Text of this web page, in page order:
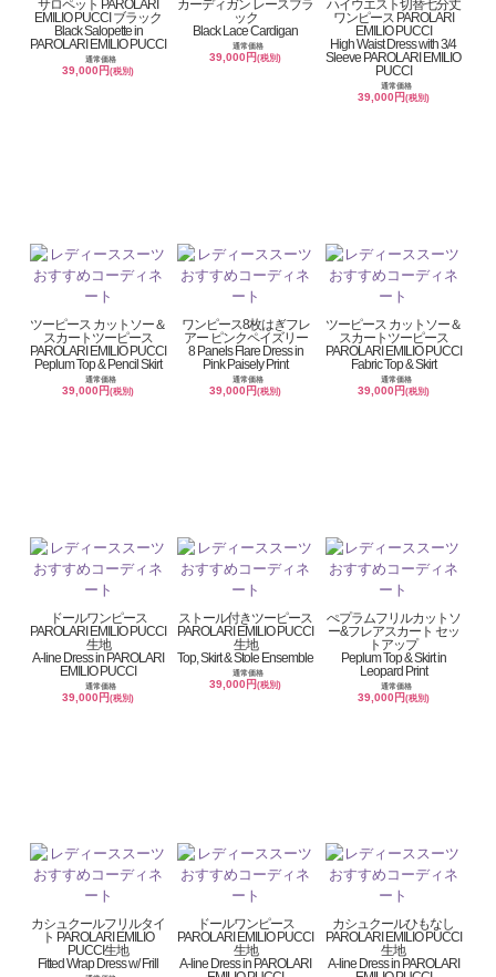
サロペット PAROLARI
EMILIO PUCCI ブラック
Black Salopette in
PAROLARI EMILIO PUCCI
通常価格
39,000円(税別)
カーディガン レースブラ
ック
Black Lace Cardigan
通常価格
39,000円(税別)
ハイウエスト切替七分丈
ワンピース PAROLARI
EMILIO PUCCI
High Waist Dress with 3/4
Sleeve PAROLARI EMILIO
PUCCI
通常価格
39,000円 (税別)
ツーピース カットソー＆
スカートツーピース
PAROLARI EMILIO PUCCI
Peplum Top & Pencil Skirt
通常価格
39,000円(税別)
ワンピース8枚はぎフレ
アー ピンクペイズリー
8 Panels Flare Dress in
Pink Paisely Print
通常価格
39,000円(税別)
ツーピース カットソー＆
スカートツーピース
PAROLARI EMILIO PUCCI
Fabric Top & Skirt
通常価格
39,000円 (税別)
ドールワンピース
PAROLARI EMILIO PUCCI
生地
A-line Dress in PAROLARI
EMILIO PUCCI
通常価格
39,000円(税別)
ストール付きツーピース
PAROLARI EMILIO PUCCI
生地
Top, Skirt & Stole Ensemble
通常価格
39,000円(税別)
ぺプラムフリルカットソ
ー&フレアスカート セッ
トアップ
Peplum Top & Skirt in
Leopard Print
通常価格
39,000円 (税別)
カシュクールフリルタイ
ト PAROLARI EMILIO
PUCCI生地
Fitted Wrap Dress w/ Frill
ドールワンピース
PAROLARI EMILIO PUCCI
生地
A-line Dress in PAROLARI
カシュクールひもなし
PAROLARI EMILIO PUCCI
生地
A-line Dress in PAROLARI